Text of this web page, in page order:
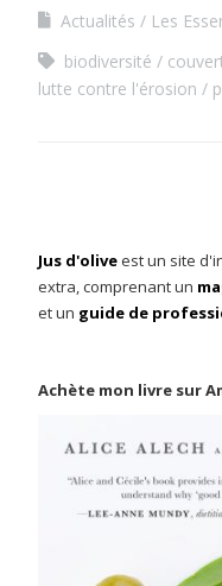
Actualités Les
biodiversité
lutte contre l'érosion
Jus d'oliveest un site
extra, comprenant un
et un guide de
Achète mon livre sur